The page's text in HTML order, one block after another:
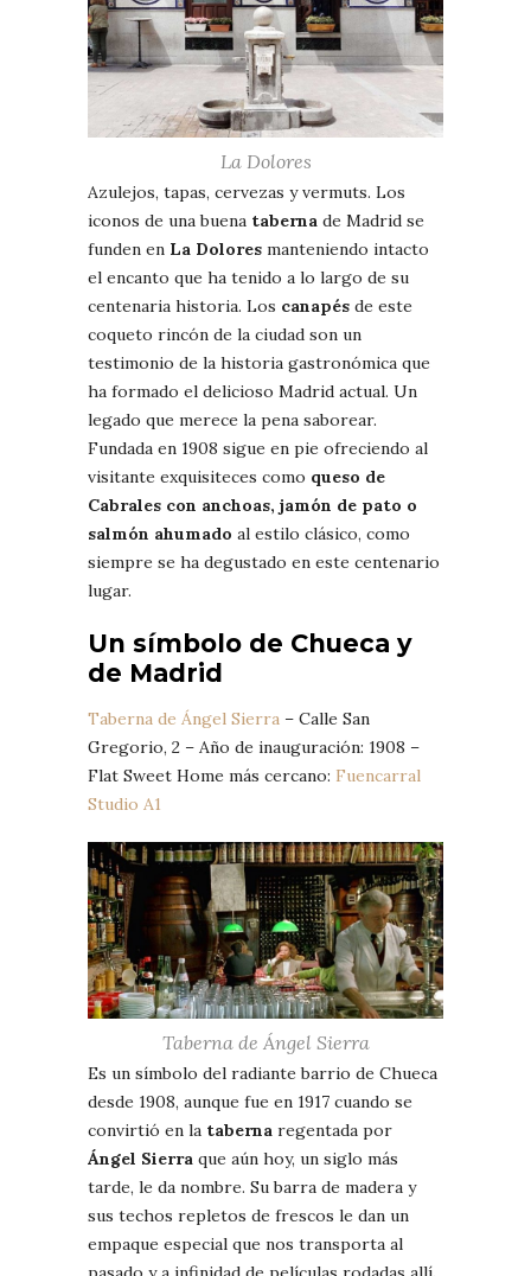
La Dolores
Azulejos, tapas, cervezas y vermuts. Los
iconos de una buena taberna de Madrid se
funden en La Dolores manteniendo intacto
el encanto que ha tenido a lo largo de su
centenaria historia. Los canapés de este
coqueto rincón de la ciudad son un
testimonio de la historia gastronómica que
ha formado el delicioso Madrid actual. Un
legado que merece la pena saborear.
Fundada en 1908 sigue en pie ofreciendo al
visitante exquisiteces como queso de
Cabrales con anchoas, jamón de pato o
salmón ahumado al estilo clásico, como
siempre se ha degustado en este centenario
lugar.
Un símbolo de Chueca y
de Madrid
Taberna de Ángel Sierra – Calle San
Gregorio, 2 – Año de inauguración: 1908 –
Flat Sweet Home más cercano: Fuencarral
Studio A1
Taberna de Ángel Sierra
Es un símbolo del radiante barrio de Chueca
desde 1908, aunque fue en 1917 cuando se
convirtió en la taberna regentada por
Ángel Sierra que aún hoy, un siglo más
tarde, le da nombre. Su barra de madera y
sus techos repletos de frescos le dan un
empaque especial que nos transporta al